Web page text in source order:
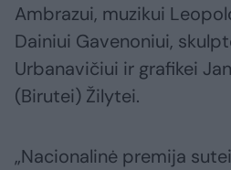
Ambrazui, muzikui
Dainiui Gavenoniui,
Urbanavičiui ir grafikei
(Birutei) Žilytei.
„Nacionalinė premija